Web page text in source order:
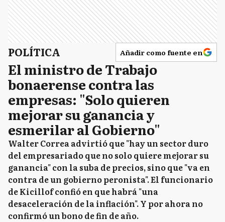
POLÍTICA Añadir como fuente en
El ministro de Trabajo
bonaerense contra las
empresas: "Solo quieren
mejorar su ganancia y
esmerilar al Gobierno"
Walter Correa advirtió que "hay un sector duro
del empresariado que no solo quiere mejorar su
ganancia" con la suba de precios, sino que "va en
contra de un gobierno peronista". El funcionario
de Kicillof confió en que habrá "una
desaceleración de la inflación". Y por ahora no
confirmó un bono de fin de año.